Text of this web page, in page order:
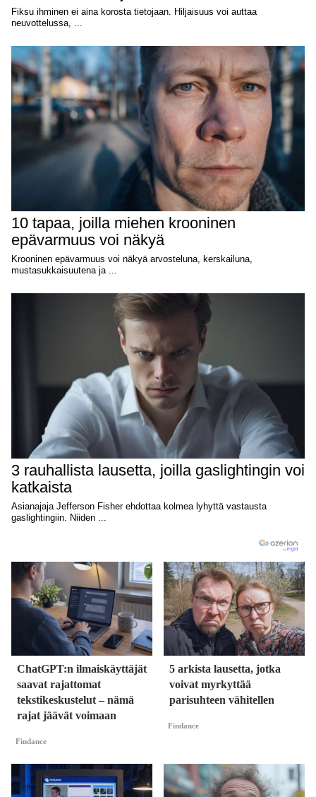
ChatGPT:n ilmaiskäyttäjät
saavat rajattomat
tekstikeskustelut – nämä
rajat jäävät voimaan
Findance
5 arkista lausetta, jotka
voivat myrkyttää
parisuhteen vähitellen
Findance